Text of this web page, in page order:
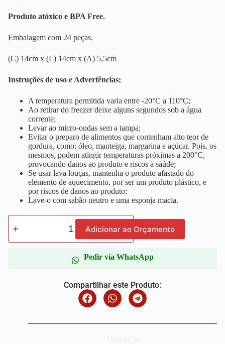
Produto atóxico e BPA Free.
Embalagem com 24 peças.
(C) 14cm x (L) 14cm x (A) 5,5cm
Instruções de uso e Advertências:
A temperatura permitida varia entre -20°C a 110°C;
Ao retirar do freezer deixe alguns segundos sob a água
corrente;
Levar ao micro-ondas sem a tampa;
Evitar o preparo de alimentos que contenham alto teor de
gordura, como: óleo, manteiga, margarina e açúcar. Pois, os
mesmos, podem atingir temperaturas próximas a 200°C,
provocando danos ao produto e riscos à saúde;
Se usar lava louças, mantenha o produto afastado do
elemento de aquecimento, por ser um produto plástico, e
por riscos de danos ao produto;
Lave-o com sabão neutro e uma esponja macia.
Adicionar ao Orçamento
Pedir via WhatsApp
Compartilhar este Produto: